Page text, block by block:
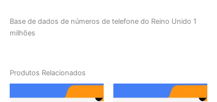
Base de dados de números de telefone do Reino Unido 1
milhões
Produtos Relacionados